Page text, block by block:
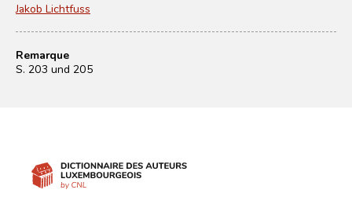
Jakob Lichtfuss
Remarque
S. 203 und 205